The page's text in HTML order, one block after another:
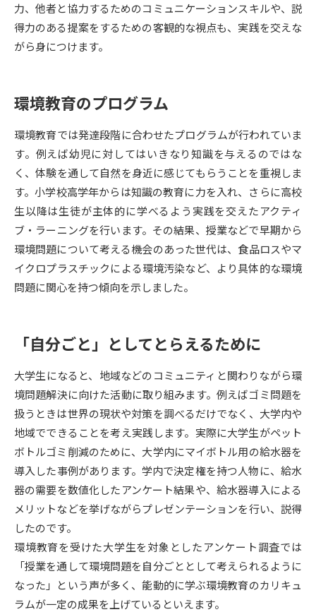
データサイエンス特集 奨学金・特待生制度特集
デジタルパンフレット
（高3生用）
SELFBRAND特集ページ
オープンキャンパスなどを調べる
オープンキャンパス検索 実施プログラムから探す
来場型・Web型イベント特集 夢ナビライブ
併願校選び 受験スケジュールを立てよう
先輩が入学を決めた理由 テレメール全国一斉進学調査
新生活お役立ちガイド
大学で学びたい学問発見
力、他者と協力するためのコミュニケーションスキルや、説
得力のある提案をするための客観的な視点も、実践を交えな
がら身につけます。
環境教育のプログラム
環境教育では発達段階に合わせたプログラムが行われていま
す。例えば幼児に対してはいきなり知識を与えるのではな
く、体験を通して自然を身近に感じてもらうことを重視しま
す。小学校高学年からは知識の教育に力を入れ、さらに高校
生以降は生徒が主体的に学べるよう実践を交えたアクティ
ブ・ラーニングを行います。その結果、授業などで早期から
環境問題について考える機会のあった世代は、食品ロスやマ
イクロプラスチックによる環境汚染など、より具体的な環境
問題に関心を持つ傾向を示しました。
「自分ごと」としてとらえるために
大学生になると、地域などのコミュニティと関わりながら環
境問題解決に向けた活動に取り組みます。例えばゴミ問題を
扱うときは世界の現状や対策を調べるだけでなく、大学内や
地域でできることを考え実践します。実際に大学生がペット
ボトルゴミ削減のために、大学内にマイボトル用の給水器を
導入した事例があります。学内で決定権を持つ人物に、給水
器の需要を数値化したアンケート結果や、給水器導入による
メリットなどを挙げながらプレゼンテーションを行い、説得
したのです。
環境教育を受けた大学生を対象としたアンケート調査では
「授業を通して環境問題を自分ごととして考えられるように
なった」という声が多く、能動的に学ぶ環境教育のカリキュ
ラムが一定の成果を上げているといえます。